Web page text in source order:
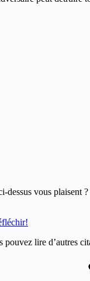
dessus vous plaisent ?
pouvez lire d’autres